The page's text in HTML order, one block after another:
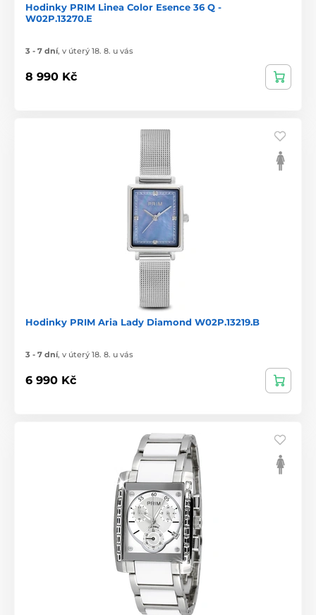
Hodinky PRIM Linea Color Esence 36 Q -
W02P.13270.E
3 - 7 dní, v úterý 18. 8. u vás
8 990 Kč
Hodinky PRIM Aria Lady Diamond W02P.13219.B
3 - 7 dní, v úterý 18. 8. u vás
6 990 Kč